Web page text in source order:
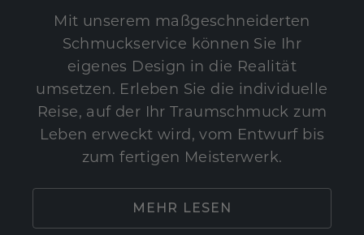
Mit unserem maßgeschneiderten
Schmuckservice können Sie Ihr
eigenes Design in die Realität
umsetzen. Erleben Sie die individuelle
Reise, auf der Ihr Traumschmuck zum
Leben erweckt wird, vom Entwurf bis
zum fertigen Meisterwerk.
MEHR LESEN